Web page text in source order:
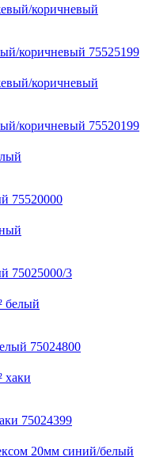
коричневый 75525199
коричневый 75520199
75520000
75025000/3
75024800
75024399